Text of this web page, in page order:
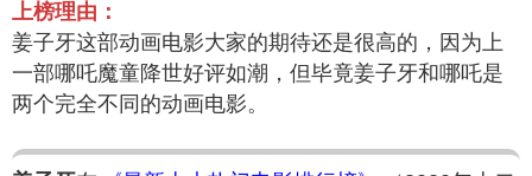
上榜理由：
姜子牙这部动画电影大家的期待还是很高的，因为上
一部哪吒魔童降世好评如潮，但毕竟姜子牙和哪吒是
两个完全不同的动画电影。